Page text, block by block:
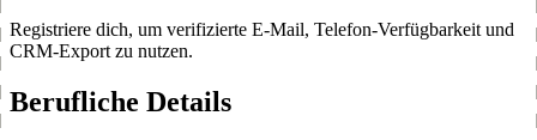
Registriere dich, um verifizierte E-Mail, Telefon-Verfügbarkeit und
CRM-Export zu nutzen.
Berufliche Details